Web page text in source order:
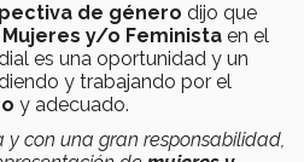
de género dijo que
y/o Feminista en el
es una oportunidad y un
y trabajando por el
y adecuado.
y con una gran responsabilidad,